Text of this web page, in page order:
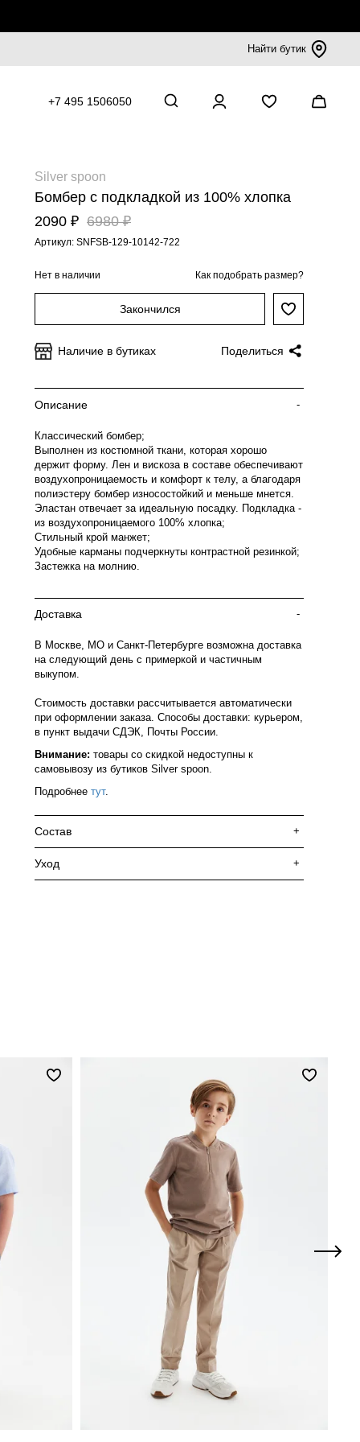
Найти бутик
+7 495 1506050
Silver spoon
Бомбер с подкладкой из 100% хлопка
2090 ₽ 6980 ₽
Артикул: SNFSB-129-10142-722
Нет в наличии Как подобрать размер?
Закончился
Наличие в бутиках Поделиться
Описание -
Классический бомбер;
Выполнен из костюмной ткани, которая хорошо
держит форму. Лен и вискоза в составе обеспечивают
воздухопроницаемость и комфорт к телу, а благодаря
полиэстеру бомбер износостойкий и меньше мнется.
Эластан отвечает за идеальную посадку. Подкладка -
из воздухопроницаемого 100% хлопка;
Стильный крой манжет;
Удобные карманы подчеркнуты контрастной резинкой;
Застежка на молнию.
Доставка -
В Москве, МО и Санкт-Петербурге возможна доставка
на следующий день с примеркой и частичным
выкупом.
Стоимость доставки рассчитывается автоматически
при оформлении заказа. Способы доставки: курьером,
в пункт выдачи СДЭК, Почты России.
Внимание: товары со скидкой недоступны к
самовывозу из бутиков Silver spoon.
Подробнее тут.
Состав +
Уход +